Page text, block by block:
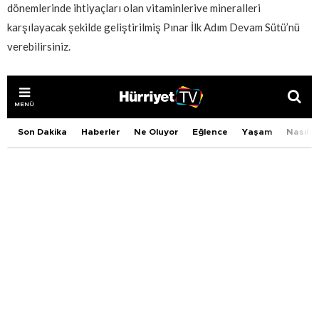
dönemlerinde ihtiyaçları olan vitaminlerive mineralleri
karşılayacak şekilde geliştirilmiş Pınar İlk Adım Devam Sütü’nü
verebilirsiniz.